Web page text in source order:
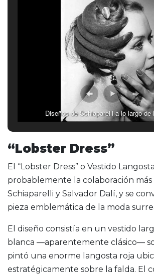
Diseños de Schiaparelli a lo largo de
“Lobster Dress”
El “Lobster Dress” o Vestido
probablemente la colaboración
Schiaparelli y Salvador Dalí, y se
pieza emblemática de la moda
El diseño consistía en un vestido
blanca —aparentemente clásico—
pintó una enorme langosta roja
estratégicamente sobre la falda. El